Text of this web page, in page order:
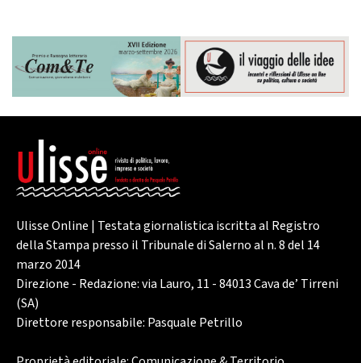
Ulisse Online | Testata giornalistica iscritta al Registro
della Stampa presso il Tribunale di Salerno al n. 8 del 14
marzo 2014
Direzione - Redazione: via Lauro, 11 - 84013 Cava de’ Tirreni
(SA)
Direttore responsabile: Pasquale Petrillo